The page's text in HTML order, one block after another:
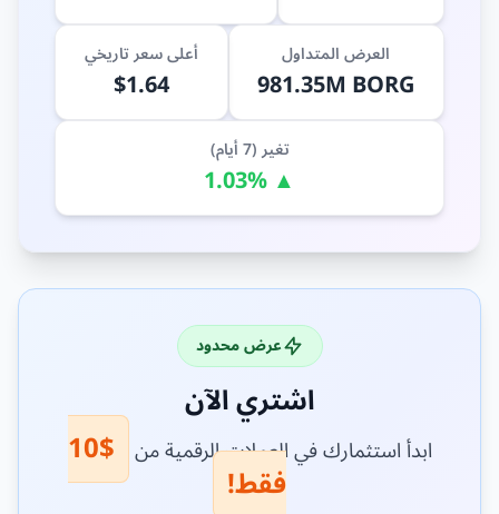
العرض المتداول
981.35M BORG
أعلى سعر تاريخي
$1.64
تغير (7 أيام)
▲ 1.03%
عرض محدود
اشتري الآن
ابدأ استثمارك في العملات الرقمية من $10
فقط!